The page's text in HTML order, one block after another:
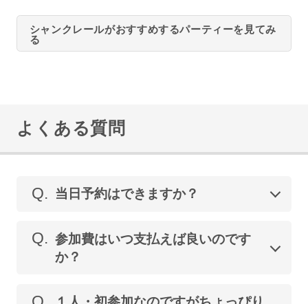
シャンクレールがおすすめするパーティーを見てみ
る
よくある質問
Q. 当日予約はできますか？
Q. 参加費はいつ支払えば良いのです
か？